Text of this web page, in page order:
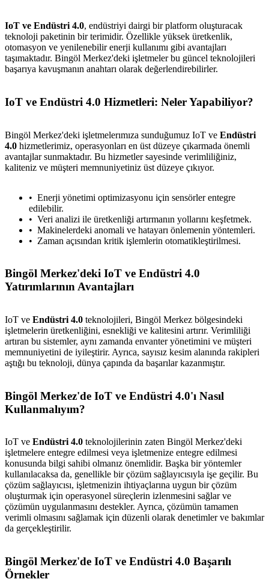
IoT ve Endüstri 4.0, endüstriyi dairgi bir platform oluşturacak
teknoloji paketinin bir terimidir. Özellikle yüksek üretkenlik,
otomasyon ve yenilenebilir enerji kullanımı gibi avantajları
taşımaktadır. Bingöl Merkez'deki işletmeler bu güncel teknolojileri
başarıya kavuşmanın anahtarı olarak değerlendirebilirler.
IoT ve Endüstri 4.0 Hizmetleri: Neler Yapabiliyor?
Bingöl Merkez'deki işletmelerımıza sunduğumuz IoT ve Endüstri
4.0 hizmetlerimiz, operasyonları en üst düzeye çıkarmada önemli
avantajlar sunmaktadır. Bu hizmetler sayesinde verimliliğiniz,
kaliteniz ve müşteri memnuniyetiniz üst düzeye çıkıyor.
Enerji yönetimi optimizasyonu için sensörler entegre
edilebilir.
Veri analizi ile üretkenliği artırmanın yollarını keşfetmek.
Makinelerdeki anomali ve hatayarı önlemenin yöntemleri.
Zaman açısından kritik işlemlerin otomatikleştirilmesi.
Bingöl Merkez'deki IoT ve Endüstri 4.0
Yatırımlarının Avantajları
IoT ve Endüstri 4.0 teknolojileri, Bingöl Merkez bölgesindeki
işletmelerin üretkenliğini, esnekliği ve kalitesini artırır. Verimliliği
artıran bu sistemler, aynı zamanda envanter yönetimini ve müşteri
memnuniyetini de iyileştirir. Ayrıca, sayısız kesim alanında rakipleri
aştığı bu teknoloji, dünya çapında da başarılar kazanmıştır.
Bingöl Merkez'de IoT ve Endüstri 4.0'ı Nasıl
Kullanmalıyım?
IoT ve Endüstri 4.0 teknolojilerinin zaten Bingöl Merkez'deki
işletmelere entegre edilmesi veya işletmenize entegre edilmesi
konusunda bilgi sahibi olmanız önemlidir. Başka bir yöntemler
kullanılacaksa da, genellikle bir çözüm sağlayıcısıyla işe geçilir. Bu
çözüm sağlayıcısı, işletmenizin ihtiyaçlarına uygun bir çözüm
oluşturmak için operasyonel süreçlerin izlenmesini sağlar ve
çözümün uygulanmasını destekler. Ayrıca, çözümün tamamen
verimli olmasını sağlamak için düzenli olarak denetimler ve bakımlar
da gerçekleştirilir.
Bingöl Merkez'de IoT ve Endüstri 4.0 Başarılı
Örnekler